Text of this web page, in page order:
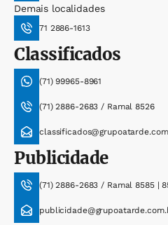
Demais localidades
71 2886-1613
Classificados
(71) 99965-8961
(71) 2886-2683 / Ramal 8526
Publicidade
(71) 2886-2683 / Ramal 8585 |